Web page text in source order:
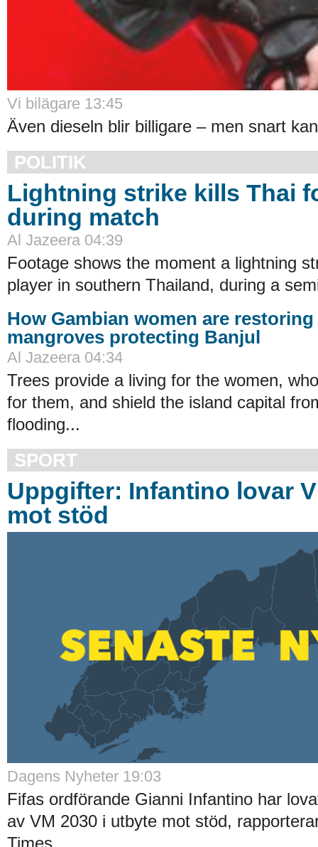
Vi bilägare 13:45
Även dieseln blir billigare – men snart
POLITIK
Lightning strike kills Thai
during match
Al Jazeera 04:39
Footage shows the moment a lightning
player in southern Thailand, during a
How Gambian women are
mangroves protecting Banjul
Al Jazeera 04:34
Trees provide a living for the women,
for them, and shield the island capital
flooding...
SPORT
Uppgifter: Infantino lovar
mot stöd
Dagens Nyheter 19:03
Fifas ordförande Gianni Infantino har
av VM 2030 i utbyte mot stöd,